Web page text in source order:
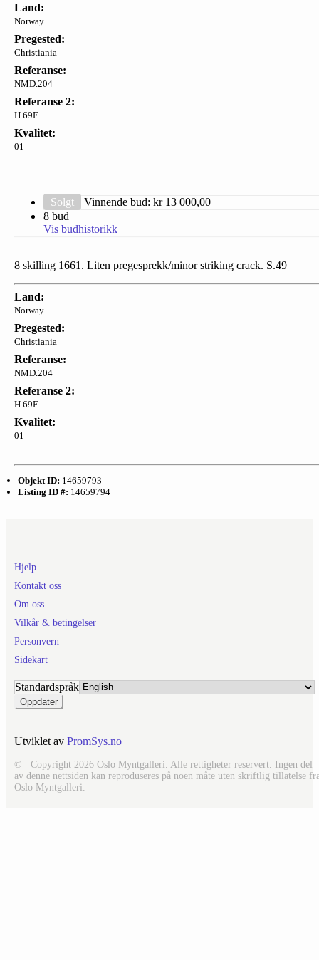
Land:
Norway
Pregested:
Christiania
Referanse:
NMD.204
Referanse 2:
H.69F
Kvalitet:
01
Solgt Vinnende bud: kr 13 000,00
8 bud
Vis budhistorikk
8 skilling 1661. Liten pregesprekk/minor striking crack. S.49
Land:
Norway
Pregested:
Christiania
Referanse:
NMD.204
Referanse 2:
H.69F
Kvalitet:
01
Objekt ID: 14659793
Listing ID #: 14659794
Hjelp
Kontakt oss
Om oss
Vilkår & betingelser
Personvern
Sidekart
Standardspråk
Utviklet av PromSys.no
© Copyright 2026 Oslo Myntgalleri. Alle rettigheter reservert. Ingen del
av denne nettsiden kan reproduseres på noen måte uten skriftlig tillatelse
Oslo Myntgalleri.